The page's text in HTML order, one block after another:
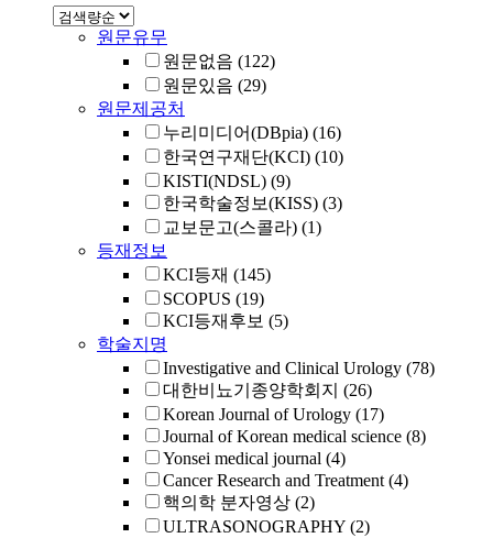
원문유무
원문없음 (122)
원문있음 (29)
원문제공처
누리미디어(DBpia) (16)
한국연구재단(KCI) (10)
KISTI(NDSL) (9)
한국학술정보(KISS) (3)
교보문고(스콜라) (1)
등재정보
KCI등재 (145)
SCOPUS (19)
KCI등재후보 (5)
학술지명
Investigative and Clinical Urology (78)
대한비뇨기종양학회지 (26)
Korean Journal of Urology (17)
Journal of Korean medical science (8)
Yonsei medical journal (4)
Cancer Research and Treatment (4)
핵의학 분자영상 (2)
ULTRASONOGRAPHY (2)